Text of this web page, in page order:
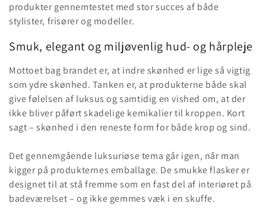
produkter gennemtestet med stor succes af både
stylister, frisører og modeller.
Smuk, elegant og miljøvenlig hud- og hårpleje
Mottoet bag brandet er, at indre skønhed er lige så vigtig
som ydre skønhed. Tanken er, at produkterne både skal
give følelsen af luksus og samtidig en vished om, at der
ikke bliver påført skadelige kemikalier til kroppen. Kort
sagt – skønhed i den reneste form for både krop og sind.
Det gennemgående luksuriøse tema går igen, når man
kigger på produkternes emballage. De smukke flasker er
designet til at stå fremme som en fast del af interiøret på
badeværelset – og ikke gemmes væk i en skuffe.